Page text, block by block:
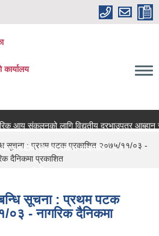
कार्यालय
आय संकलनको लागि विद्युतीय दरभाउपत्र आब्हान
स्थायी शिक्षक सरुवा सम्बन्धमा ।।।
सूचना : प्रथम पटक प्रकाशित २०७५/११/०३ -
दैनिकमा प्रकाशित
सूचना : प्रथम पटक
- नागरिक दैनिकमा